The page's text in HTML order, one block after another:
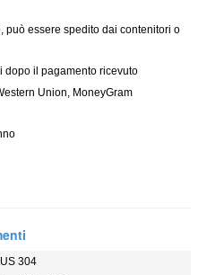
può essere spedito dai contenitori o
dopo il pagamento ricevuto
Union, MoneyGram
304